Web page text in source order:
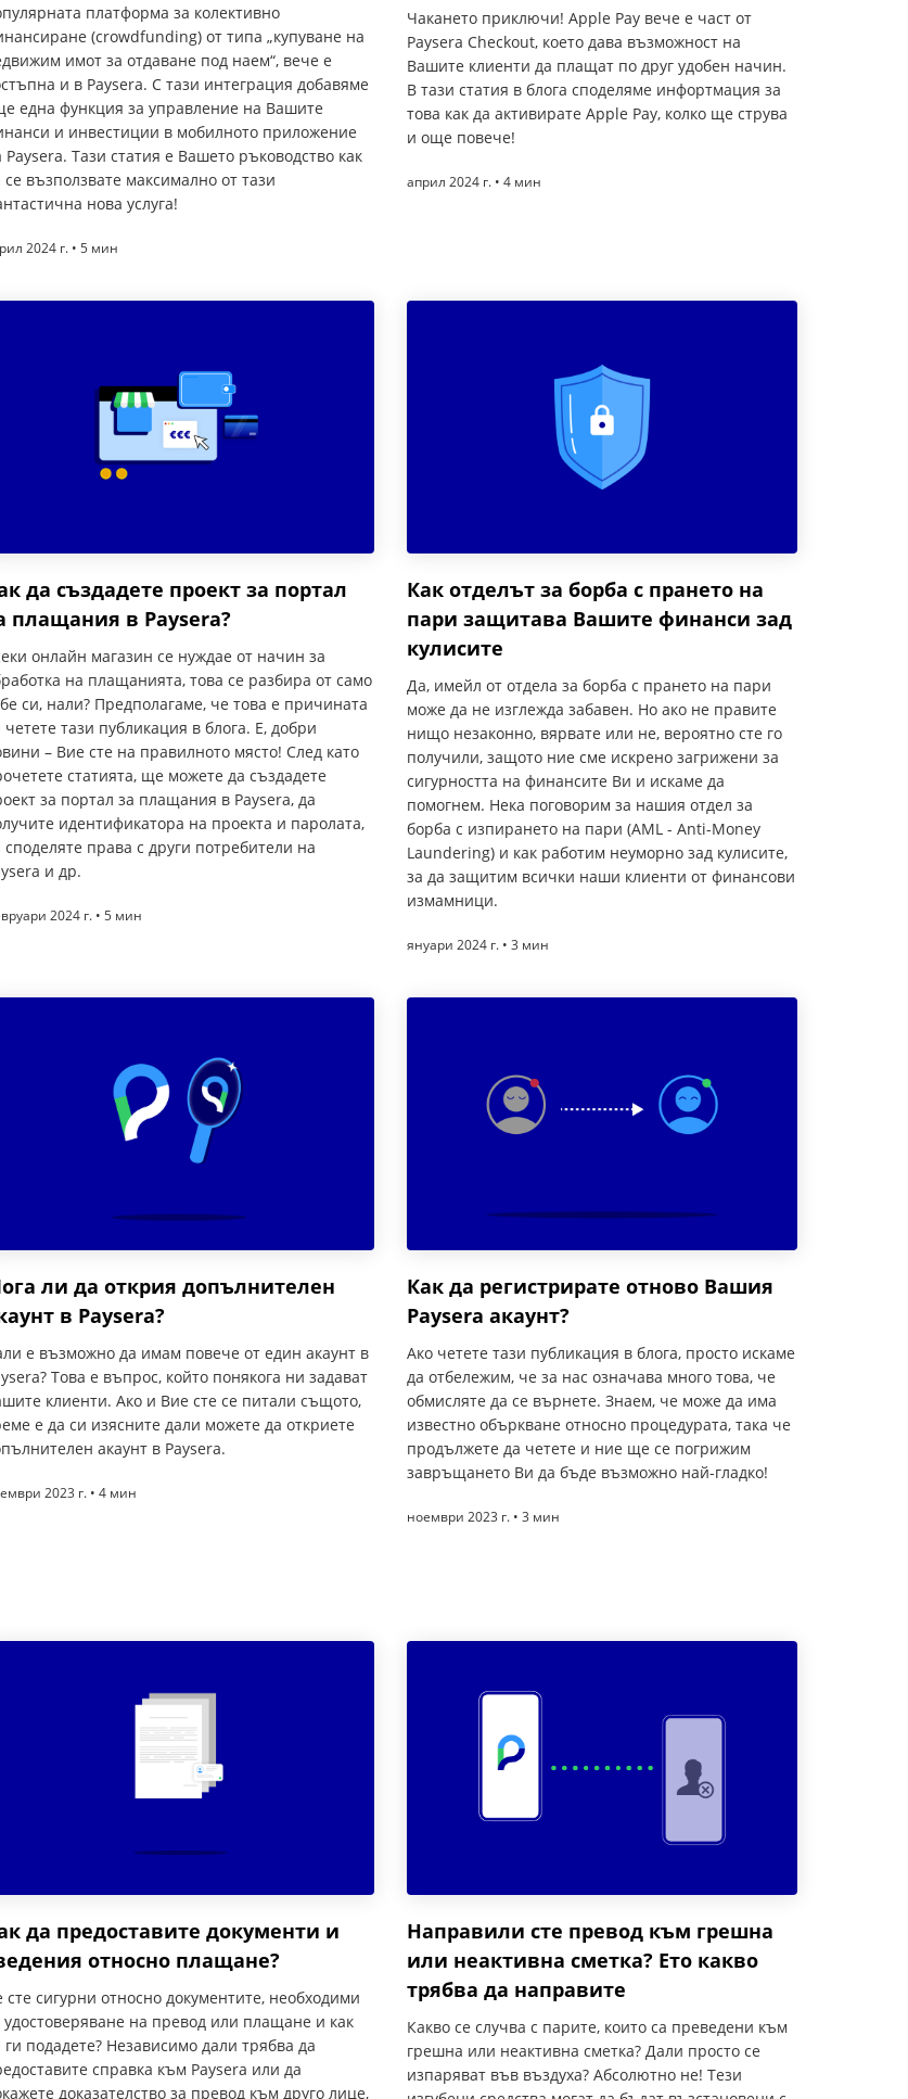
платформа за колективно
(crowdfunding) от типа „купуване на
имот за отдаване под наем“, вече е
и в Paysera. С тази интеграция добавяме
една функция за управление на Вашите
и инвестиции в мобилното приложение
Paysera. Тази статия е Вашето ръководство как
се възползвате максимално от тази
нова услуга!
2024 г. • 5 мин
Чакането приключи! Apple Pay вече е част от
Paysera Checkout, което дава възможност на
Вашите клиенти да плащат по друг удобен начин.
В тази статия в блога споделяме инфортмация за
това как да активирате Apple Pay, колко ще струва
и още повече!
април 2024 г. • 4 мин
да създадете проект за портал
плащания в Paysera?
онлайн магазин се нуждае от начин за
на плащанията, това се разбира от само
си, нали? Предполагаме, че това е причината
четете тази публикация в блога. Е, добри
– Вие сте на правилното място! След като
статията, ще можете да създадете
за портал за плащания в Paysera, да
идентификатора на проекта и паролата,
споделяте права с други потребители на
и др.
2024 г. • 5 мин
Как отделът за борба с прането на
пари защитава Вашите финанси зад
кулисите
Да, имейл от отдела за борба с прането на пари
може да не изглежда забавен. Но ако не правите
нищо незаконно, вярвате или не, вероятно сте го
получили, защото ние сме искрено загрижени за
сигурността на финансите Ви и искаме да
помогнем. Нека поговорим за нашия отдел за
борба с изпирането на пари (AML - Anti-Money
Laundering) и как работим неуморно зад кулисите,
за да защитим всички наши клиенти от финансови
измамници.
януари 2024 г. • 3 мин
ли да открия допълнителен
в Paysera?
е възможно да имам повече от един акаунт в
Това е въпрос, който понякога ни задават
клиенти. Ако и Вие сте се питали същото,
е да си изясните дали можете да откриете
акаунт в Paysera.
2023 г. • 4 мин
Как да регистрирате отново Вашия
Paysera акаунт?
Ако четете тази публикация в блога, просто искаме
да отбележим, че за нас означава много това, че
обмисляте да се върнете. Знаем, че може да има
известно объркване относно процедурата, така че
продължете да четете и ние ще се погрижим
завръщането Ви да бъде възможно най-гладко!
ноември 2023 г. • 3 мин
да предоставите документи и
относно плащане?
сте сигурни относно документите, необходими
удостоверяване на превод или плащане и как
ги подадете? Независимо дали трябва да
справка към Paysera или да
доказателство за превод към друго лице,
Направили сте превод към грешна
или неактивна сметка? Ето какво
трябва да направите
Какво се случва с парите, които са преведени към
грешна или неактивна сметка? Дали просто се
изпаряват във въздуха? Абсолютно не! Тези